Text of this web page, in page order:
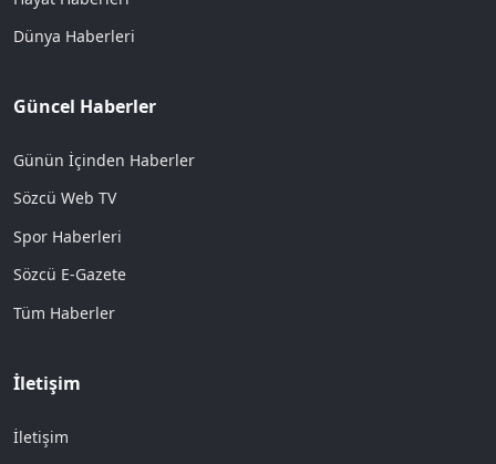
Dünya Haberleri
Güncel Haberler
Günün İçinden Haberler
Sözcü Web TV
Spor Haberleri
Sözcü E-Gazete
Tüm Haberler
İletişim
İletişim